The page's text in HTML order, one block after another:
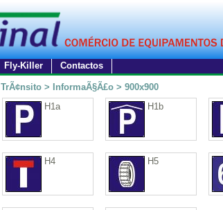
Fly-Killer
Contactos
TrÃ¢nsito > InformaÃ§Ã£o > 900x900
H1a
H1b
H4 H5